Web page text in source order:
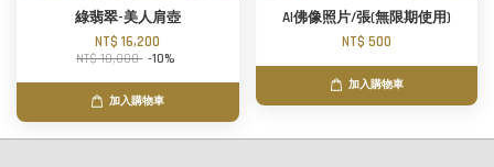
綠翡翠-美人肩壺
NT$ 16,200
NT$ 18,000 -10%
加入購物車
AI佛像照片/張(無限期使用)
NT$ 500
加入購物車